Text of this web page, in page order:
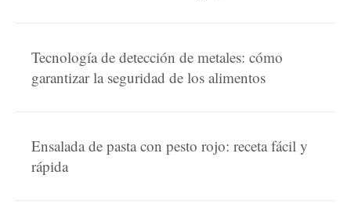
Tecnología de detección de metales: cómo
garantizar la seguridad de los alimentos
Ensalada de pasta con pesto rojo: receta fácil y
rápida